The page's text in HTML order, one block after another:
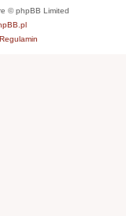
© phpBB Limited
Regulamin